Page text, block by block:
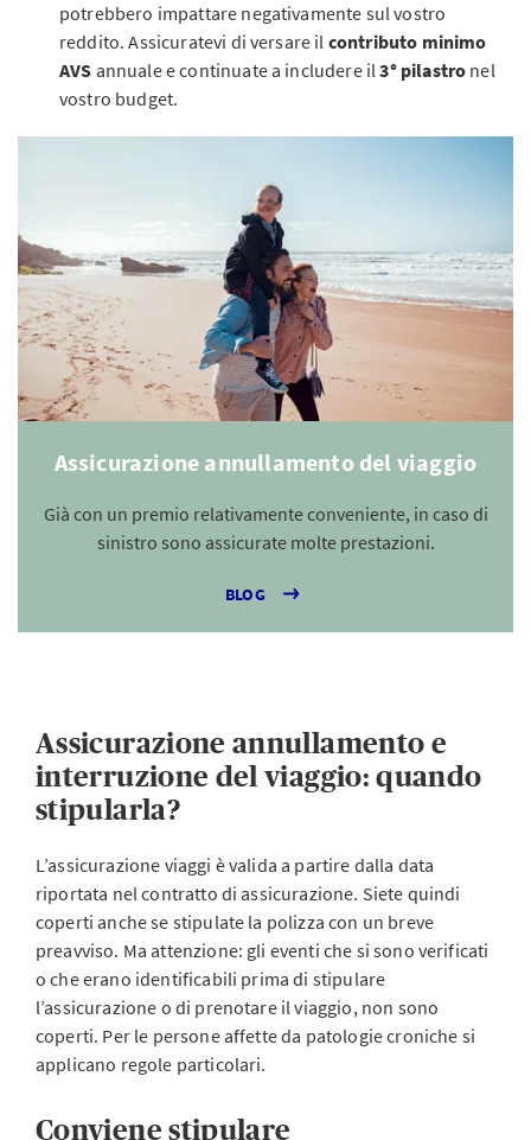
potrebbero impattare negativamente sul vostro
reddito. Assicuratevi di versare il contributo minimo
AVS annuale e continuate a includere il3° pilastro nel
vostro budget.
Assicurazione annullamento del viaggio
Già con un premio relativamente conveniente, in caso di
sinistro sono assicurate molte prestazioni.
BLOG
Assicurazione annullamento e
interruzione del viaggio: quando
stipularla?
L’assicurazione viaggi è valida a partire dalla data
riportata nel contratto di assicurazione. Siete quindi
coperti anche se stipulate la polizza con un breve
preavviso. Ma attenzione: gli eventi che si sono verificati
o che erano identificabili prima di stipulare
l’assicurazione o di prenotare il viaggio, non sono
coperti. Per le persone affette da patologie croniche si
applicano regole particolari.
Conviene stipulare